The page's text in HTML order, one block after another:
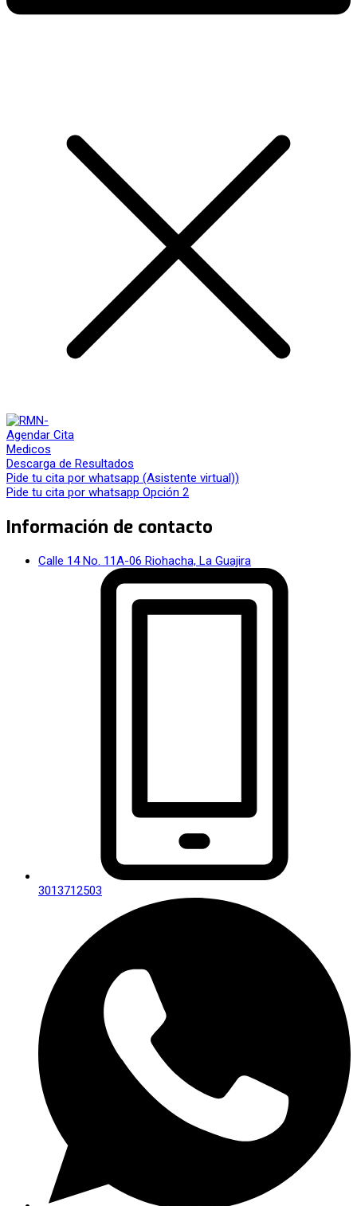
Agendar Cita
Medicos
Descarga de Resultados
Pide tu cita por whatsapp (Asistente virtual))
Pide tu cita por whatsapp Opción 2
Información de contacto
Calle 14 No. 11A-06 Riohacha, La Guajira
3013712503